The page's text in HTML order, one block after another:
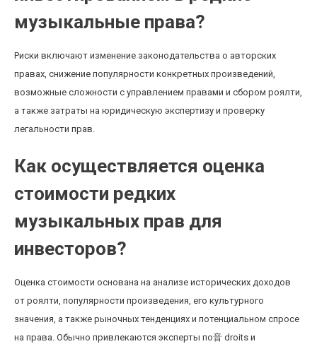
музыкальные права?
Риски включают изменение законодательства о авторских
правах, снижение популярности конкретных произведений,
возможные сложности с управлением правами и сбором роялти,
а также затраты на юридическую экспертизу и проверку
легальности прав.
Как осуществляется оценка
стоимости редких
музыкальных прав для
инвесторов?
Оценка стоимости основана на анализе исторических доходов
от роялти, популярности произведения, его культурного
значения, а также рыночных тенденциях и потенциальном спросе
на права. Обычно привлекаются эксперты по音 droits и